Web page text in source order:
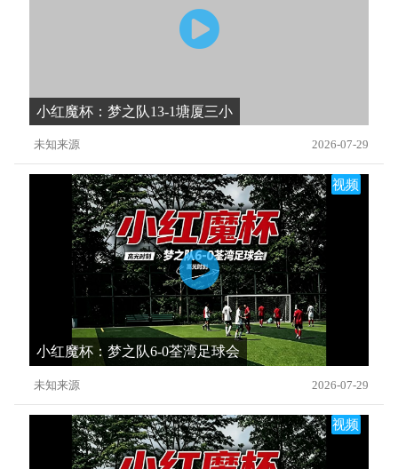
小红魔杯：梦之队13-1塘厦三小
未知来源 2026-07-29
视频
小红魔杯：梦之队6-0荃湾足球会
未知来源 2026-07-29
视频